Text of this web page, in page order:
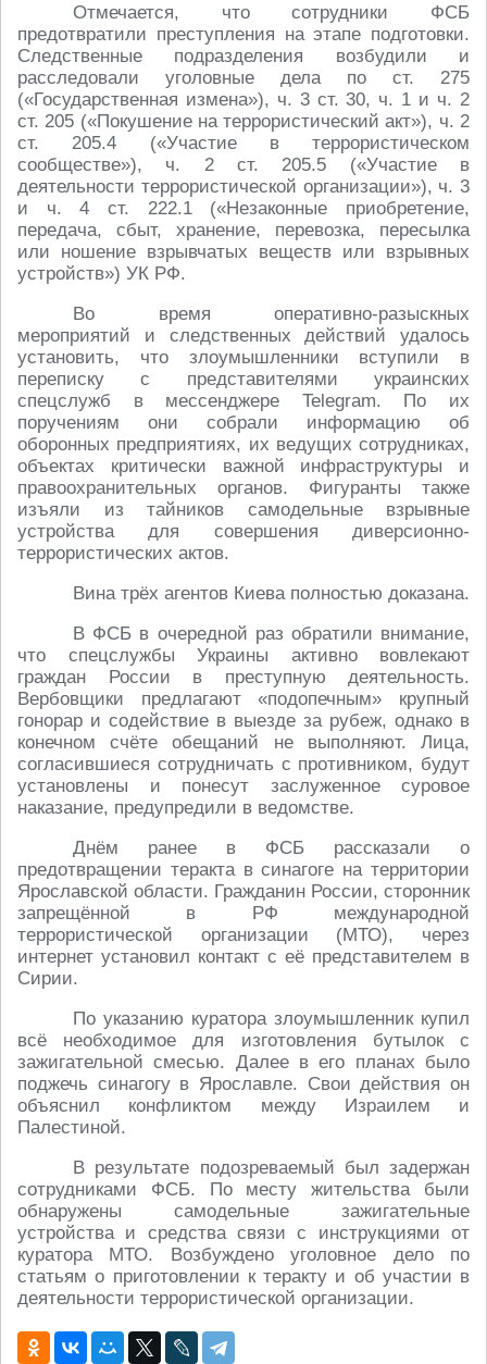
Отмечается, что сотрудники ФСБ
предотвратили преступления на этапе подготовки.
Следственные подразделения возбудили и
расследовали уголовные дела по ст. 275
(«Государственная измена»), ч. 3 ст. 30, ч. 1 и ч. 2
ст. 205 («Покушение на террористический акт»), ч. 2
ст. 205.4 («Участие в террористическом
сообществе»), ч. 2 ст. 205.5 («Участие в
деятельности террористической организации»), ч. 3
и ч. 4 ст. 222.1 («Незаконные приобретение,
передача, сбыт, хранение, перевозка, пересылка
или ношение взрывчатых веществ или взрывных
устройств») УК РФ.
Во время оперативно-разыскных
мероприятий и следственных действий удалось
установить, что злоумышленники вступили в
переписку с представителями украинских
спецслужб в мессенджере Telegram. По их
поручениям они собрали информацию об
оборонных предприятиях, их ведущих сотрудниках,
объектах критически важной инфраструктуры и
правоохранительных органов. Фигуранты также
изъяли из тайников самодельные взрывные
устройства для совершения диверсионно-
террористических актов.
Вина трёх агентов Киева полностью доказана.
В ФСБ в очередной раз обратили внимание,
что спецслужбы Украины активно вовлекают
граждан России в преступную деятельность.
Вербовщики предлагают «подопечным» крупный
гонорар и содействие в выезде за рубеж, однако в
конечном счёте обещаний не выполняют. Лица,
согласившиеся сотрудничать с противником, будут
установлены и понесут заслуженное суровое
наказание, предупредили в ведомстве.
Днём ранее в ФСБ рассказали о
предотвращении теракта в синагоге на территории
Ярославской области. Гражданин России, сторонник
запрещённой в РФ международной
террористической организации (МТО), через
интернет установил контакт с её представителем в
Сирии.
По указанию куратора злоумышленник купил
всё необходимое для изготовления бутылок с
зажигательной смесью. Далее в его планах было
поджечь синагогу в Ярославле. Свои действия он
объяснил конфликтом между Израилем и
Палестиной.
В результате подозреваемый был задержан
сотрудниками ФСБ. По месту жительства были
обнаружены самодельные зажигательные
устройства и средства связи с инструкциями от
куратора МТО. Возбуждено уголовное дело по
статьям о приготовлении к теракту и об участии в
деятельности террористической организации.